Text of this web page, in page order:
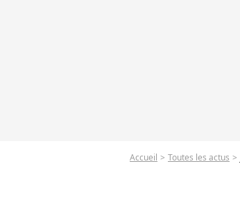
Accueil Toutes les actus